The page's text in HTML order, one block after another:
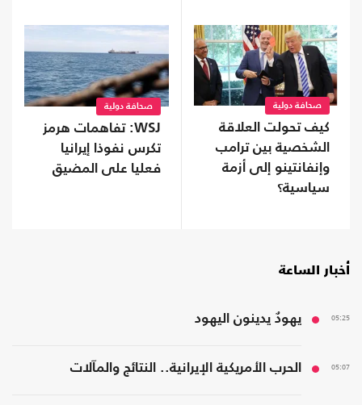
صحافة دولية
كيف تحولت العلاقة
الشخصية بين ترامب
وإنفانتينو إلى أزمة
سياسية؟
صحافة دولية
WSJ: تفاهمات هرمز
تكرس نفوذا إيرانيا
فعليا على المضيق
أخبار الساعة
05:25 يهودٌ يدينون اليهود
05:07 الحرب الأمريكية الإيرانية.. النتائج والمآلات